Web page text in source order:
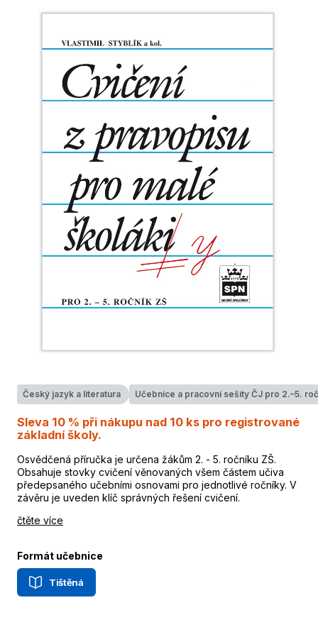
Český jazyk a literatura Učebnice a pracovní sešity ČJ pro 2.–5.
Sleva 10 % při nákupu nad 10 ks pro registrované
základní školy.
Osvědčená příručka je určena žákům 2. - 5. ročníku ZŠ.
Obsahuje stovky cvičení věnovaných všem částem učiva
předepsaného učebními osnovami pro jednotlivé ročníky. V
závěru je uveden klíč správných řešení cvičení.
čtěte více
Formát učebnice
Tištěná